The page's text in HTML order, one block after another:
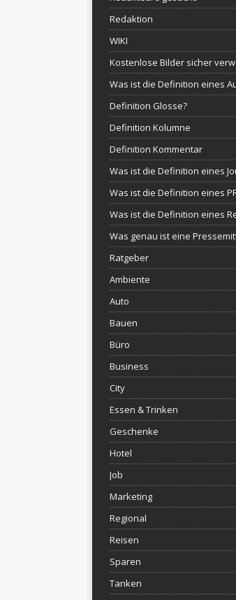
Redaktion
WIKI
Kostenlose Bilder sicher
Was ist die Definition eines
Definition Glosse?
Definition Kolumne
Definition Kommentar
Was ist die Definition eines
Was ist die Definition eines
Was ist die Definition eines
Was genau ist eine
Ratgeber
Ambiente
Auto
Bauen
Büro
Business
City
Essen & Trinken
Geschenke
Hotel
Job
Marketing
Regional
Reisen
Sparen
Tanken